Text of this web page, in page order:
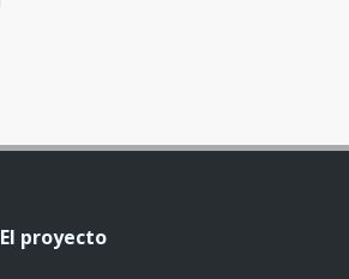
El proyecto